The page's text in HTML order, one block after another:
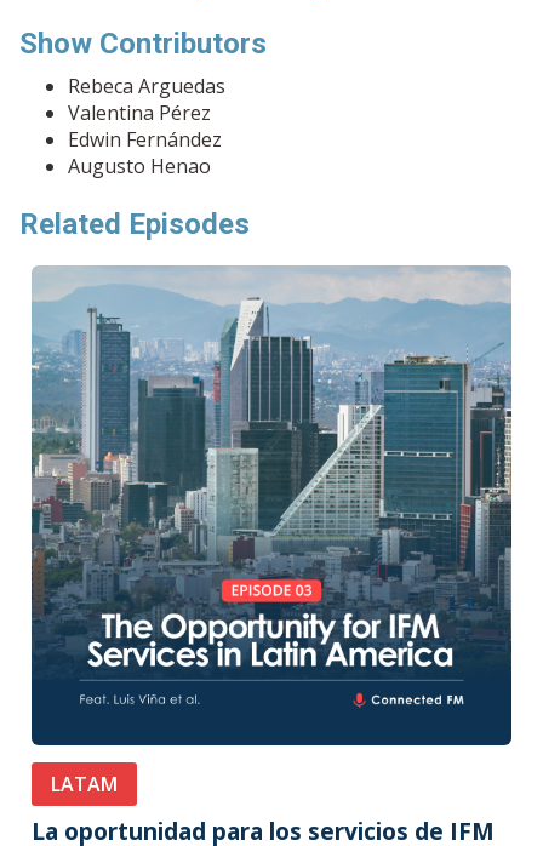
Show Contributors
Rebeca Arguedas
Valentina Pérez
Edwin Fernández
Augusto Henao
Related Episodes
LATAM
La oportunidad para los servicios de IFM